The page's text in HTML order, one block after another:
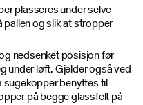
plasseres under selve
pallen og slik at stropper
nedsenket posisjon før
under løft. Gjelder også ved
benyttes til
på begge glassfelt på